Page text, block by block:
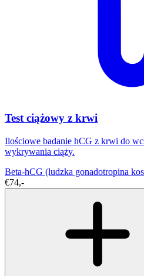
Test ciążowy z krwi
Ilościowe badanie hCG z krwi do
wykrywania ciąży.
Beta-hCG (ludzka gonadotropina
€74,-